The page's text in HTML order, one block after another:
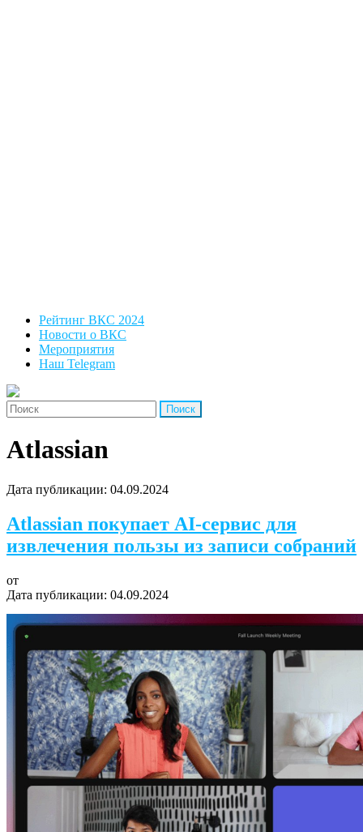
Рейтинг ВКС 2024
Новости о ВКС
Мероприятия
Наш Telegram
'Найти:
Atlassian
Дата публикации: 04.09.2024
Atlassian покупает AI-сервис для
извлечения пользы из записи собраний
от
Дата публикации: 04.09.2024